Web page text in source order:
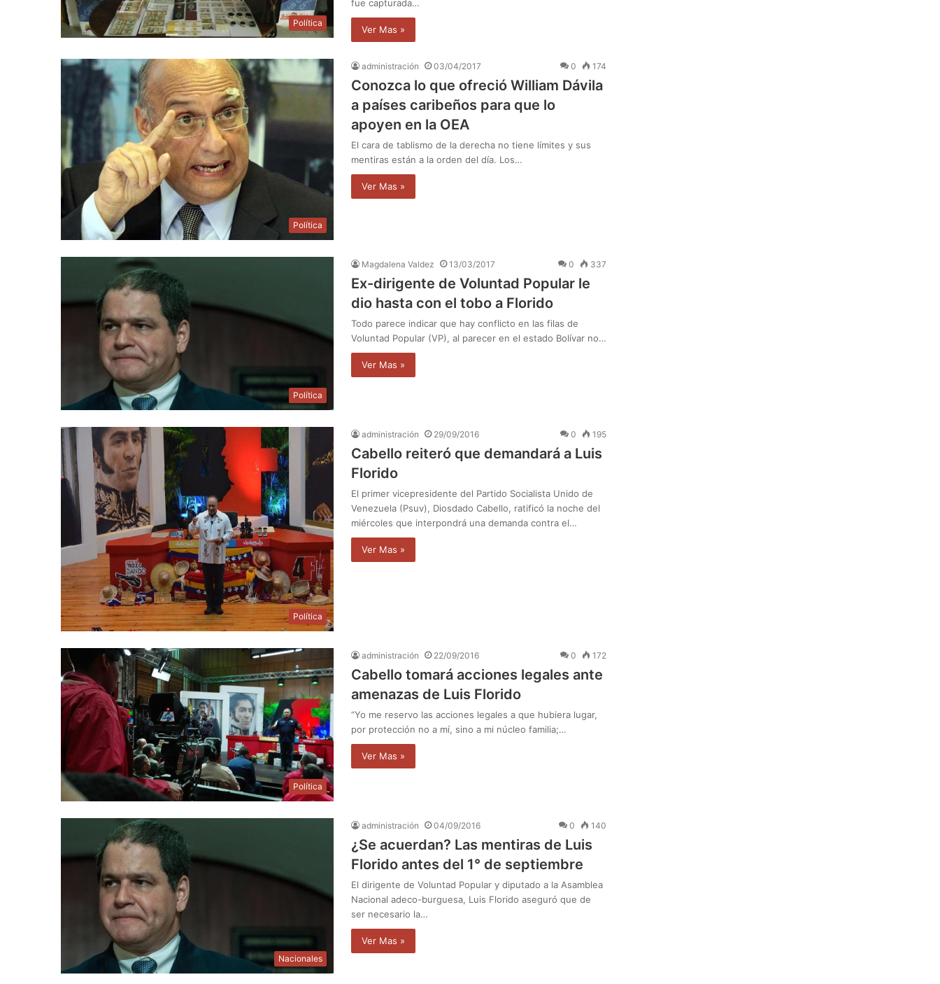
Política
fue capturada…
Ver Mas »
Política
administración 03/04/2017 0 174
Conozca lo que ofreció William Dávila
a países caribeños para que lo
apoyen en la OEA
El cara de tablismo de la derecha no tiene límites y sus
mentiras están a la orden del día. Los…
Ver Mas »
Política
Magdalena Valdez 13/03/2017 0 337
Ex-dirigente de Voluntad Popular le
dio hasta con el tobo a Florido
Todo parece indicar que hay conflicto en las filas de
Voluntad Popular (VP), al parecer en el estado Bolívar no…
Ver Mas »
Política
administración 29/09/2016 0 195
Cabello reiteró que demandará a Luis
Florido
El primer vicepresidente del Partido Socialista Unido de
Venezuela (Psuv), Diosdado Cabello, ratificó la noche del
miércoles que interpondrá una demanda contra el…
Ver Mas »
Política
administración 22/09/2016 0 172
Cabello tomará acciones legales ante
amenazas de Luis Florido
“Yo me reservo las acciones legales a que hubiera lugar,
por protección no a mí, sino a mi núcleo familia;…
Ver Mas »
Nacionales
administración 04/09/2016 0 140
¿Se acuerdan? Las mentiras de Luis
Florido antes del 1° de septiembre
El dirigente de Voluntad Popular y diputado a la Asamblea
Nacional adeco-burguesa, Luis Florido aseguró que de
ser necesario la…
Ver Mas »